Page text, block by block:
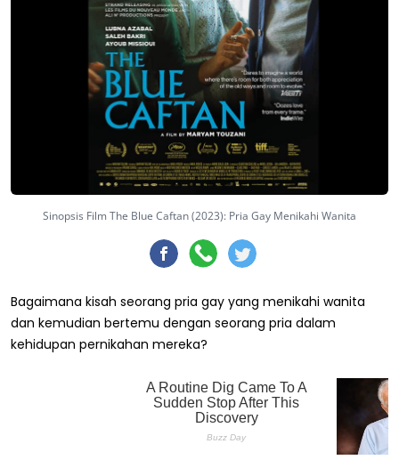
Sinopsis Film The Blue Caftan (2023): Pria Gay Menikahi Wanita
Bagaimana kisah seorang pria gay yang menikahi wanita
dan kemudian bertemu dengan seorang pria dalam
kehidupan pernikahan mereka?